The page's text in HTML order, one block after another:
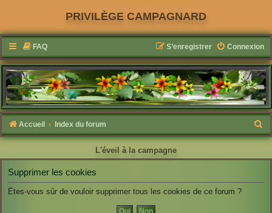
PRIVILÈGE CAMPAGNARD
FAQ Connexion
S’enregistrer
Accueil Index du forum
e
e
L'éveil à la campagne
Supprimer les cookies
Êtes-vous sûr de vouloir supprimer tous les cookies de ce forum ?